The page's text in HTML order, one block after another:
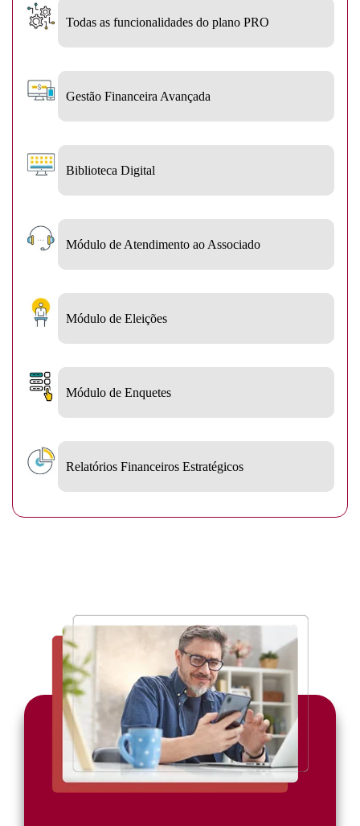
Todas as funcionalidades do plano PRO
Gestão Financeira Avançada
Biblioteca Digital
Módulo de Atendimento ao Associado
Módulo de Eleições
Módulo de Enquetes
Relatórios Financeiros Estratégicos